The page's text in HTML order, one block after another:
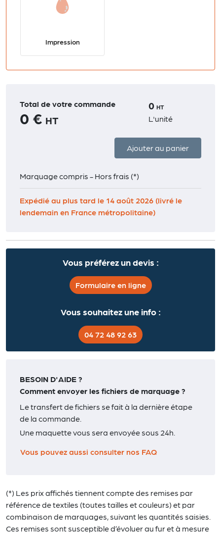
Impression
Total de votre commande
0 € HT
0HT
L'unité
Ajouter au panier
Marquage compris - Hors frais (*)
Expédié au plus tard le 14 août 2026 (livré le
lendemain en France métropolitaine)
Vous préférez un devis :
Formulaire en ligne
Vous souhaitez une info :
04 72 48 92 63
BESOIN D'AIDE ?
Comment envoyer les fichiers de marquage ?
Le transfert de fichiers se fait à la dernière étape
de la commande.
Une maquette vous sera envoyée sous 24h.
Vous pouvez aussi consulter nos FAQ
(*) Les prix affichés tiennent compte des remises par
référence de textiles (toutes tailles et couleurs) et par
combinaison de marquages, suivant les quantités saisies.
Ces remises sont susceptible d’évoluer au fur et à mesure